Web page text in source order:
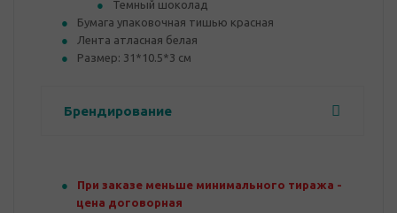
Темный шоколад
Бумага упаковочная тишью красная
Лента атласная белая
Размер: 31*10.5*3 см
Брендирование
При заказе меньше минимального тиража -
цена договорная